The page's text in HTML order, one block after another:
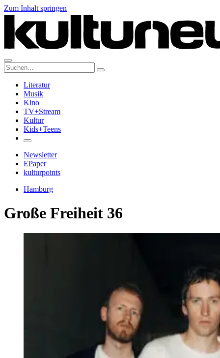
Zum Inhalt springen
Suche:
Literatur
Musik
Kino
TV+Stream
Kultur
Kids+Teens
Newsletter
EPaper
kulturpoints
Hamburg
Große Freiheit 36